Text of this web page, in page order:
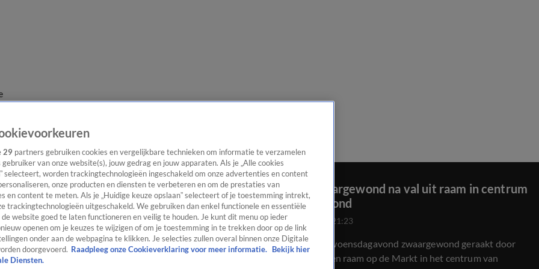
Baby zwaargewond na val uit raam in centrum
van Helmond
28 aug 2024, 21:23
Een baby is woensdagavond zwaargewond geraakt door
een val uit een raam op de Markt in het centrum van
29 partners gebruiken cookies en vergelijkbare technieken om informatie te verzamelen
gebruiker van onze website(s), jouw gedrag en jouw apparaten. Als je „Alle cookies
selecteert, worden trackingtechnologieën ingeschakeld om onze advertenties en content
onze producten en diensten te verbeteren en om de prestaties van
en content te meten. Als je „Huidige keuze opslaan” selecteert of je toestemming intrekt,
trackingtechnologieën uitgeschakeld. We gebruiken dan enkel functionele en essentiële
de website goed te laten functioneren en veilig te houden. Je kunt dit menu op ieder
openen om je keuzes te wijzigen of om je toestemming in te trekken door op de link
onder aan de webpagina te klikken. Je selecties zullen overal binnen onze Digitale
doorgevoerd. Raadpleeg onze Cookieverklaring voor meer informatie.
Bekijk hier
Diensten.